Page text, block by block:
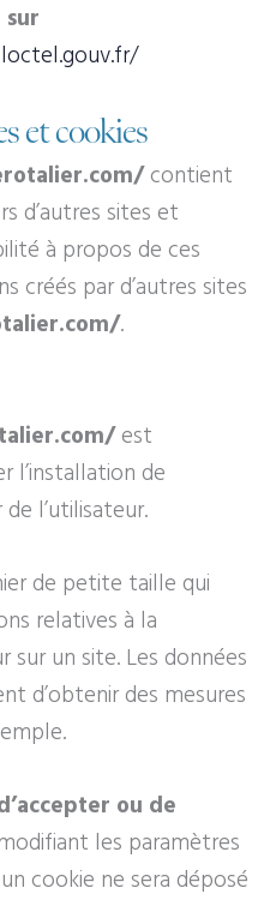
et cookies
contient
d’autres sites et
à propos de ces
créés par d’autres sites
.
est
l’installation de
l’utilisateur.
de petite taille qui
relatives à la
sur un site. Les données
d’obtenir des mesures
ou de
les paramètres
cookie ne sera déposé